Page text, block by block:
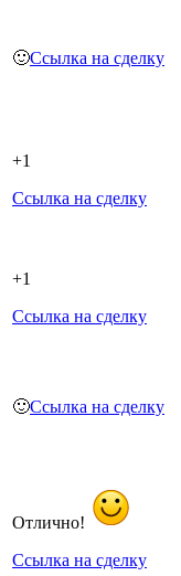
🙂Ссылка на сделку
+1
Ссылка на сделку
+1
Ссылка на сделку
🙂Ссылка на сделку
Отлично!
Ссылка на сделку